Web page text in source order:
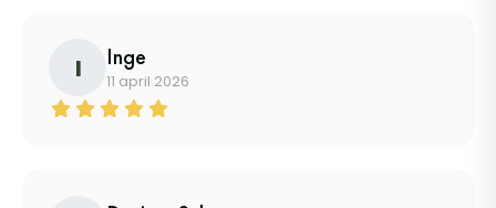
I Inge
11 april 2026